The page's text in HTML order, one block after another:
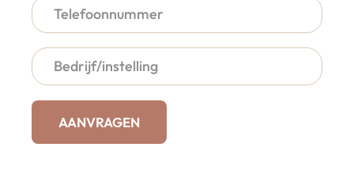
AANVRAGEN